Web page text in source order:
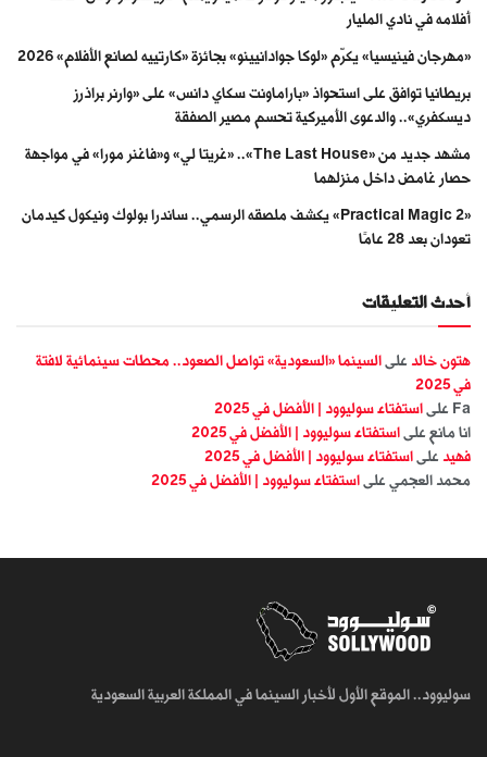
أفلامه في نادي المليار
«مهرجان فينيسيا» يكرّم «لوكا جوادانيينو» بجائزة «كارتييه لصانع الأفلام» 2026
بريطانيا توافق على استحواذ «باراماونت سكاي دانس» على «وارنر براذرز
ديسكفري».. والدعوى الأميركية تحسم مصير الصفقة
مشهد جديد من «The Last House».. «غريتا لي» و«فاغنر مورا» في مواجهة
حصار غامض داخل منزلهما
«Practical Magic 2» يكشف ملصقه الرسمي.. ساندرا بولوك ونيكول كيدمان
تعودان بعد 28 عامًا
أحدث التعليقات
هتون خالد على السينما «السعودية» تواصل الصعود.. محطات سينمائية لافتة
في 2025
Fa على استفتاء سوليوود | الأفضل في 2025
انا مانع على استفتاء سوليوود | الأفضل في 2025
فهيد على استفتاء سوليوود | الأفضل في 2025
محمد العجمي على استفتاء سوليوود | الأفضل في 2025
سوليوود.. الموقع الأول لأخبار السينما في المملكة العربية السعودية